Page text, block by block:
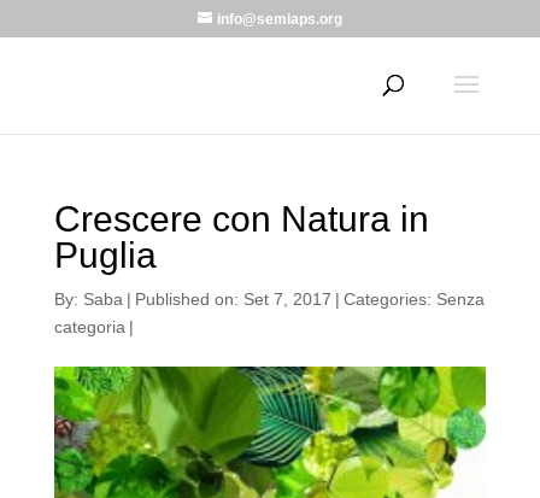
info@semiaps.org
Crescere con Natura in
Puglia
By: Saba | Published on: Set 7, 2017 | Categories: Senza
categoria |